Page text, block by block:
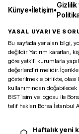
Künye•İletişim•
Gizlilik
YASAL UYARI VE
Bu sayfada yer alan bilgi,
değildir. Yatırım
göre yetkili kurumlarla
değerlendirilmelidir.
gösterilmekle birlikte,
kullanımından
BIST isim ve logosu ile
telif hakları Borsa İstanbul
Haftalık yeni